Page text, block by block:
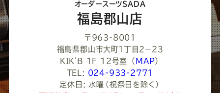
い
オーダースーツSADA
福島郡山店
〒963-8001
福島県郡山市大町１丁目２−２３
KIK'B 1F 12号室
（ MAP）
TEL: 024-933-2771
定休日: 水曜（祝祭日を除く）